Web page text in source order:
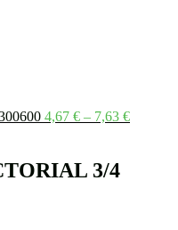
4,67 € – 7,63 €Price
3/4